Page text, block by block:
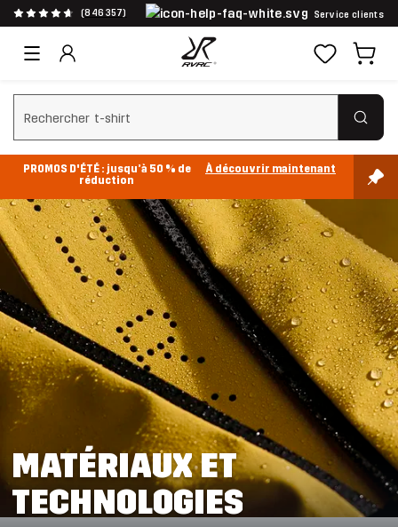
(846 357) Service clients
Effacer la recherche
PROMOS D'ÉTÉ : jusqu’à 50 % de
réduction
À découvrir maintenant
MATÉRIAUX ET
TECHNOLOGIES